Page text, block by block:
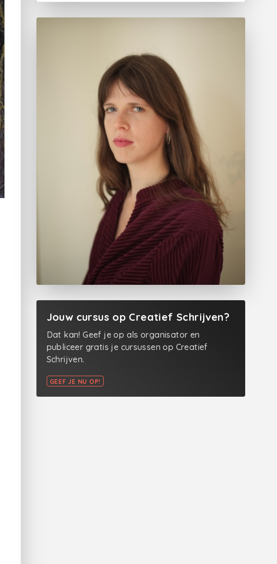
Jouw cursus op Creatief Schrijven?
Dat kan! Geef je op als organisator en
publiceer gratis je cursussen op Creatief
Schrijven.
GEEF JE NU OP!